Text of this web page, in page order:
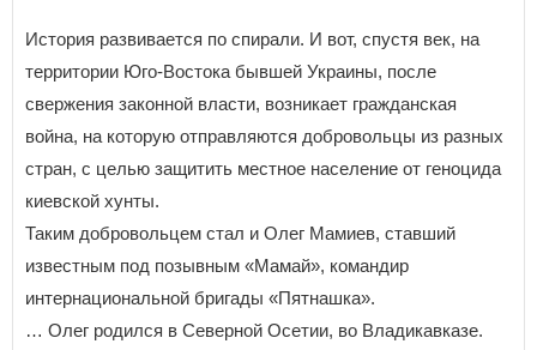
История развивается по спирали. И вот, спустя век, на
территории Юго-Востока бывшей Украины, после
свержения законной власти, возникает гражданская
война, на которую отправляются добровольцы из разных
стран, с целью защитить местное население от геноцида
киевской хунты.
Таким добровольцем стал и Олег Мамиев, ставший
известным под позывным «Мамай», командир
интернациональной бригады «Пятнашка».
… Олег родился в Северной Осетии, во Владикавказе.